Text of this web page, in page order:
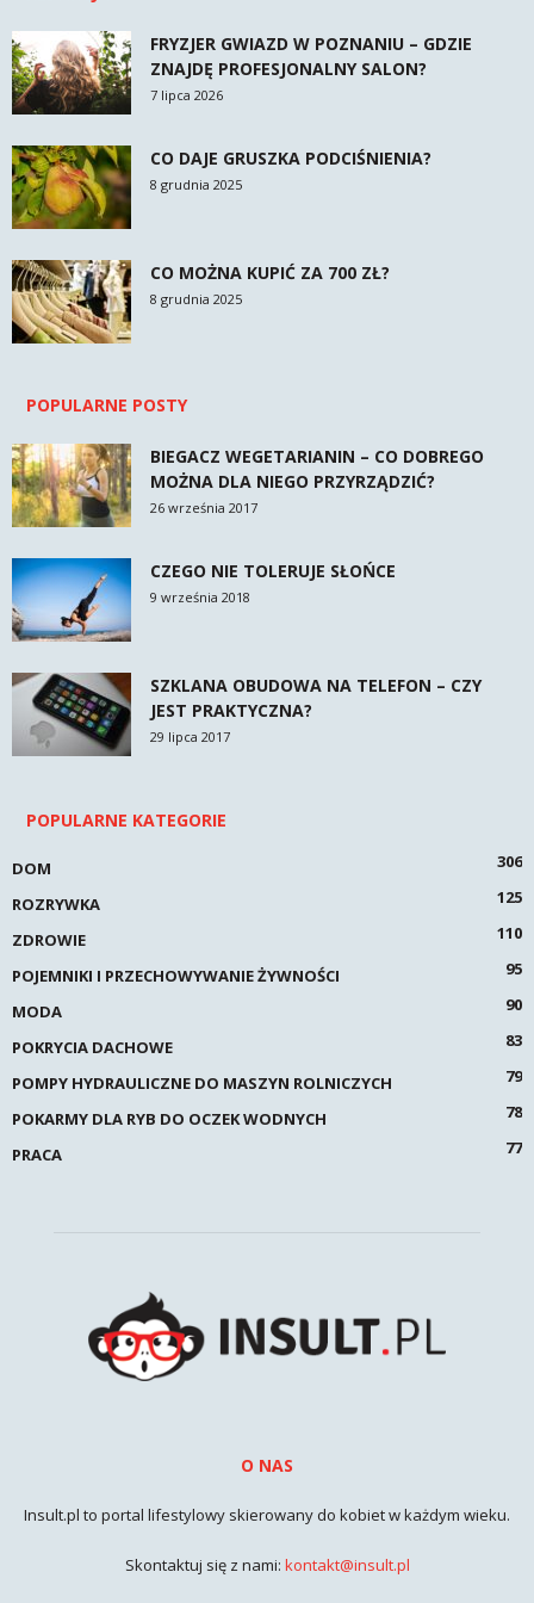
FRYZJER GWIAZD W POZNANIU – GDZIE
ZNAJDĘ PROFESJONALNY SALON?
7 lipca 2026
CO DAJE GRUSZKA PODCIŚNIENIA?
8 grudnia 2025
CO MOŻNA KUPIĆ ZA 700 ZŁ?
8 grudnia 2025
POPULARNE POSTY
BIEGACZ WEGETARIANIN – CO DOBREGO
MOŻNA DLA NIEGO PRZYRZĄDZIĆ?
26 września 2017
CZEGO NIE TOLERUJE SŁOŃCE
9 września 2018
SZKLANA OBUDOWA NA TELEFON – CZY
JEST PRAKTYCZNA?
29 lipca 2017
POPULARNE KATEGORIE
DOM
306
ROZRYWKA
125
ZDROWIE
110
POJEMNIKI I PRZECHOWYWANIE ŻYWNOŚCI
95
MODA
90
POKRYCIA DACHOWE
83
POMPY HYDRAULICZNE DO MASZYN ROLNICZYCH
79
POKARMY DLA RYB DO OCZEK WODNYCH
78
PRACA
77
O NAS
Insult.pl to portal lifestylowy skierowany do kobiet w każdym wieku.
Skontaktuj się z nami: kontakt@insult.pl